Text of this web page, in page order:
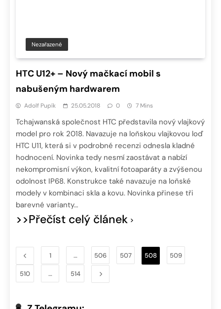
Nezařazené
HTC U12+ – Nový mačkací mobil s
nabušeným hardwarem
Adolf Pupík 25.05.2018 0 7 Mins
Tchajwanská společnost HTC představila nový vlajkový
model pro rok 2018. Navazuje na loňskou vlajkovou loď
HTC U11, která si v podrobné recenzi odnesla kladné
hodnocení. Novinka tedy nesmí zaostávat a nabízí
nekompromisní výkon, kvalitní fotoaparáty a zvýšenou
odolnost IP68. Konstrukce také navazuje na loňské
modely v kombinaci skla a kovu. Novinka přinese tři
barevné varianty…
>>Přečíst celý článek
1 … 506 507 508 509
510 … 514